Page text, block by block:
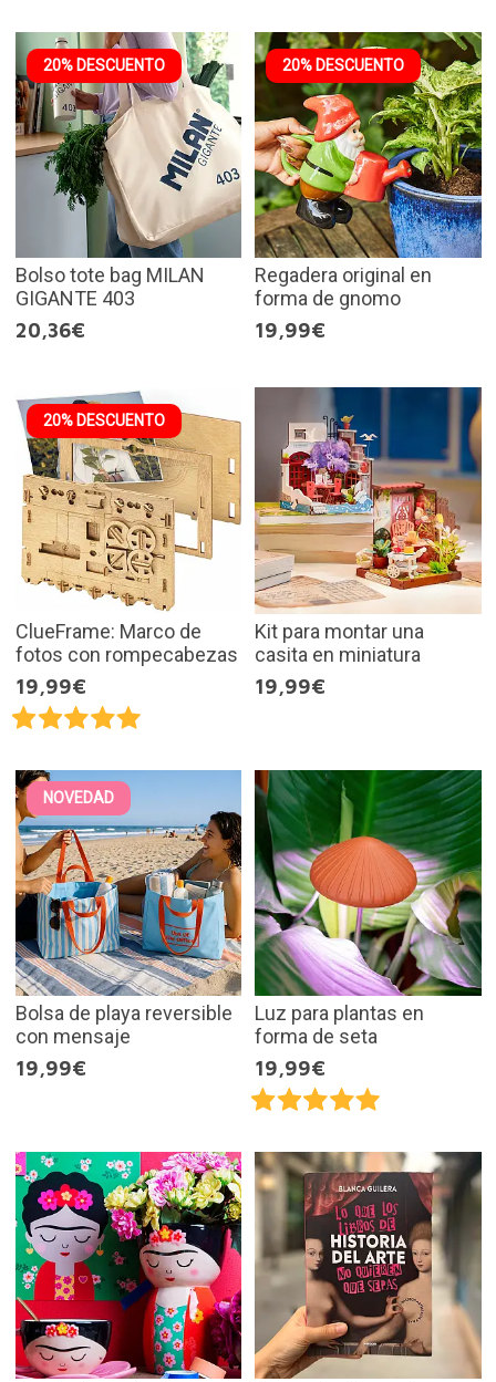
20% DESCUENTO
Bolso tote bag MILAN
GIGANTE 403
20,36€
20% DESCUENTO
Regadera original en
forma de gnomo
19,99€
20% DESCUENTO
ClueFrame: Marco de
fotos con rompecabezas
19,99€
Kit para montar una
casita en miniatura
19,99€
NOVEDAD
Bolsa de playa reversible
con mensaje
19,99€
Luz para plantas en
forma de seta
19,99€